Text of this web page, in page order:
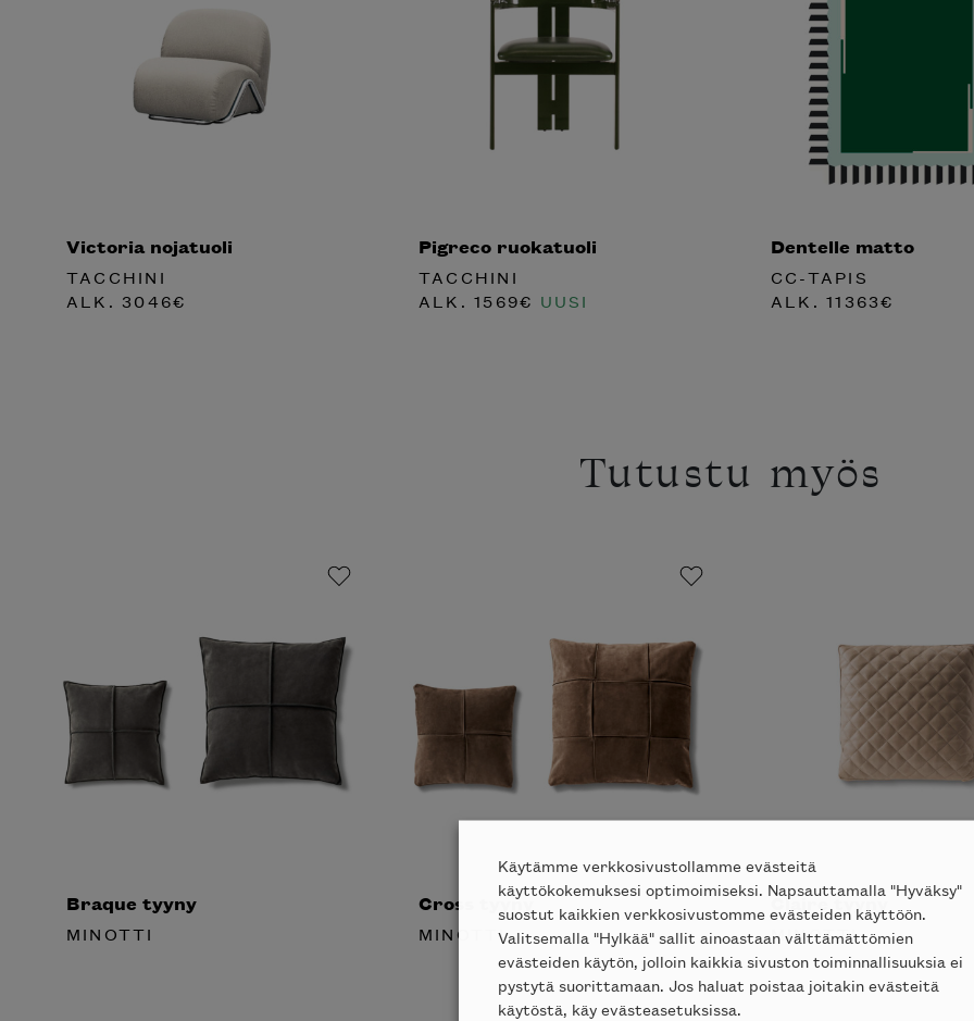
Victoria nojatuoli
TACCHINI
ALK. 3046€
Pigreco ruokatuoli
TACCHINI
ALK.1569€ UUSI
Dentelle matto
CC-TAPIS
ALK.11363€
Tutustu myös
Braque tyyny
MINOTTI
Cross tyyny
MINOTTI
Claire tyyny
MINOTTI
Käytämme verkkosivustollamme evästeitä
käyttökokemuksesi optimoimiseksi. Napsauttamalla "Hyväksy"
suostut kaikkien verkkosivustomme evästeiden käyttöön.
Valitsemalla "Hylkää" sallit ainoastaan välttämättömien
evästeiden käytön, jolloin kaikkia sivuston toiminnallisuuksia ei
pystytä suorittamaan. Jos haluat poistaa joitakin evästeitä
käytöstä, käy evästeasetuksissa.